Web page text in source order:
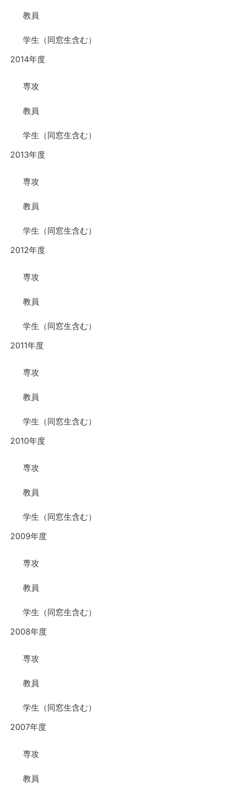
教員
学生（同窓生含む）
2014年度
専攻
教員
学生（同窓生含む）
2013年度
専攻
教員
学生（同窓生含む）
2012年度
専攻
教員
学生（同窓生含む）
2011年度
専攻
教員
学生（同窓生含む）
2010年度
専攻
教員
学生（同窓生含む）
2009年度
専攻
教員
学生（同窓生含む）
2008年度
専攻
教員
学生（同窓生含む）
2007年度
専攻
教員